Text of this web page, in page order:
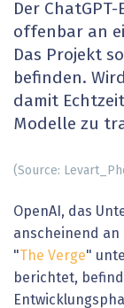
Der
offenbar an
Das Projekt
befinden.
damit
Modelle zu
(Source:
OpenAI, das
anscheinend an
"The Verge"
berichtet,